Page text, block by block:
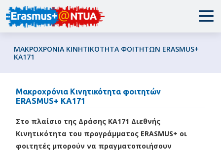
ΜΑΚΡΟΧΡΌΝΙΑ ΚΙΝΗΤΙΚΌΤΗΤΑ ΦΟΙΤΗΤΏΝ ERASMUS+
ΚΑ171
Μακροχρόνια Κινητικότητα φοιτητών
ERASMUS+ ΚΑ171
Στο πλαίσιο της Δράσης ΚΑ171 Διεθνής
Κινητικότητα του προγράμματος ERASMUS+ οι
φοιτητές μπορούν να πραγματοποιήσουν